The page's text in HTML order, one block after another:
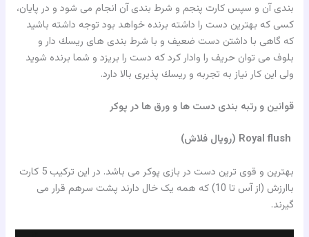
بندى آن و سپس كارت پنجم و شرط بندى آن انجام مى شود و در پايان،
كسى كه بهترين دست را داشته برنده خواهد بود توجه داشته باشيد
كه گاهى با داشتن دست ضعيف و با شرط بندى هاى ريسك دار و
بلوف مى توان حريف را وادار كرد كه دست را بريزد و شما برنده شويد
ولى اين كار نياز به تجربه و ريسك پذيرى بالا دارد.
قوانين و رتبه بندى دست ها و ورق ها در پوكر
بهترین و قوی ترین دست در بازی پوکر می باشد. در این ترکیب 5 کارت
باارزش (از آس تا 10) که همه یک خال دارند پشت سرهم قرار می
گیرند.